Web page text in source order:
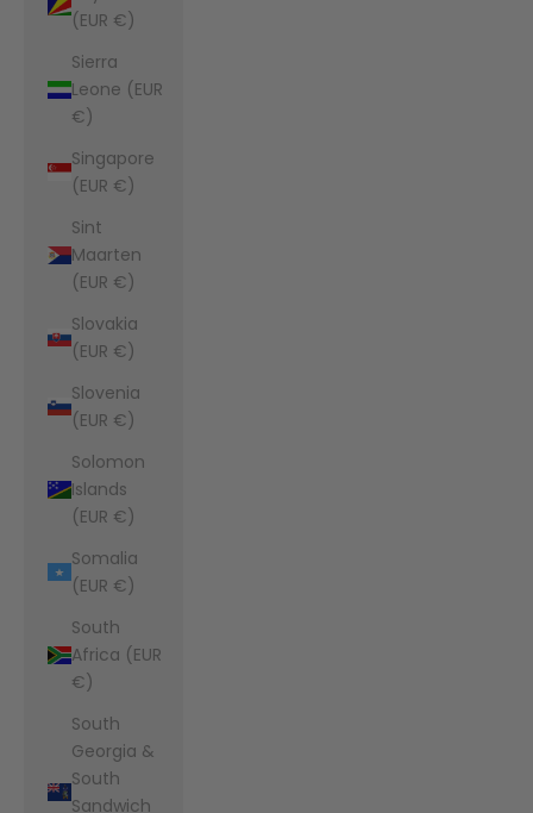
(EUR €)
Sierra
Leone (EUR
€)
Singapore
(EUR €)
Sint
Maarten
(EUR €)
Slovakia
(EUR €)
Slovenia
(EUR €)
Solomon
Islands
(EUR €)
Somalia
(EUR €)
South
Africa (EUR
€)
South
Georgia &
South
Sandwich